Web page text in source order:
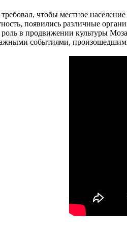
чтобы местное
появились различные
в продвижении культуры
событиями,